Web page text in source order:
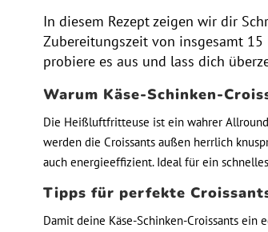
In diesem Rezept zeigen wir dir
Zubereitungszeit von insgesamt 15
probiere es aus und lass dich
Warum Käse-Schinken-
Die Heißluftfritteuse ist ein wahrer
werden die Croissants außen herrlich
auch energieeffizient. Ideal für ein
Tipps für perfekte
Damit deine Käse-Schinken-Croissants ein